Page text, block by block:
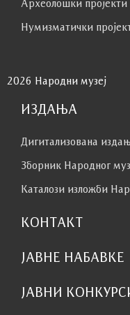
Археолошки пројекти
Нумизматички
2026 Народни музеј
ИЗДАЊА
Дигитализована
Зборник Народног
Каталози изложби
КОНТАКТ
ЈАВНЕ НАБАВКЕ
ЈАВНИ